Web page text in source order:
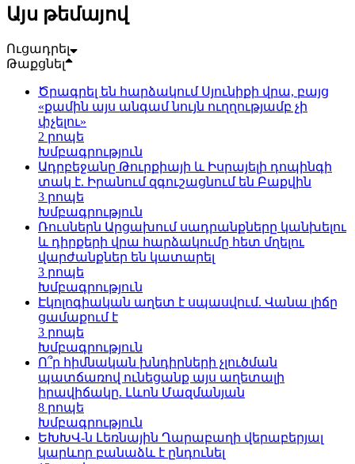
Այս թեմայով
Ուցադրել
Թաքցնել
Ծրագրել են հարձակում Սյունիքի վրա, բայց
«քամին այս անգամ նույն ուղղությամբ չի
փչելու»
2 րոպե
Խմբագրություն
Ադրբեջանը Թուրքիայի և Իսրայելի դոպինգի
տակ է. Իրանում զգուշացնում են Բաքվին
3 րոպե
Խմբագրություն
Ռուսներն Արցախում սադրանքները կանխելու
և դիրքերի վրա հարձակումը հետ մղելու
վարժանքներ են կատարել
3 րոպե
Խմբագրություն
Էկոլոգիական աղետ է սպասվում. Վանա լիճը
ցամաքում է
3 րոպե
Խմբագրություն
Ո՞ր հիմնական խնդիրների չլուծման
պատճառով ունեցանք այս աղետալի
իրավիճակը. Լևոն Մազմանյան
8 րոպե
Խմբագրություն
ԵԽԽՎ-ն Լեռնային Ղարաբաղի վերաբերյալ
կարևոր բանաձև է ընդունել